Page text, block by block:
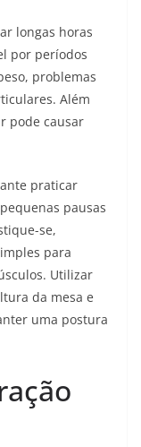
longas horas
por períodos
problemas
Além
pode causar
praticar
pausas
se,
para
Utilizar
da mesa e
uma postura